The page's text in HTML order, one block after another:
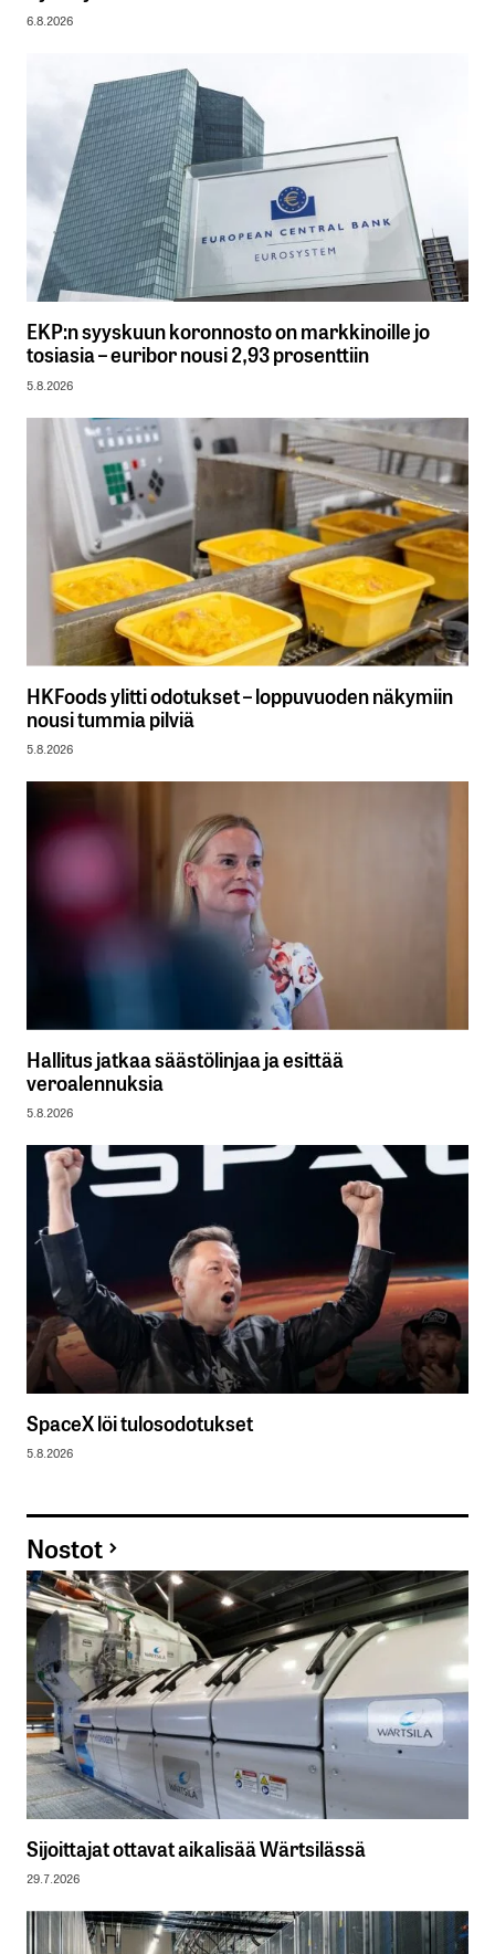
6.8.2026
EKP:n syyskuun koronnosto on markkinoille jo
tosiasia – euribor nousi 2,93 prosenttiin
5.8.2026
HKFoods ylitti odotukset – loppuvuoden näkymiin
nousi tummia pilviä
5.8.2026
Hallitus jatkaa säästölinjaa ja esittää
veroalennuksia
5.8.2026
SpaceX löi tulosodotukset
5.8.2026
Nostot
Sijoittajat ottavat aikalisää Wärtsilässä
29.7.2026